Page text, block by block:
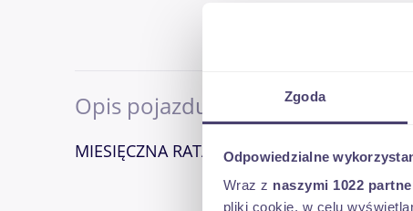
Zgoda
Odpowiedzialne
Wraz z naszymi 1022
pliki cookie, w celu
Opis pojazdu
MIESIĘCZNA RATA NA TEN SAMOCHÓD